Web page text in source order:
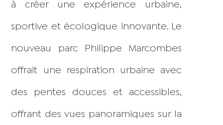
à créer une expérience urbaine,
sportive et écologique innovante. Le
nouveau parc Philippe Marcombes
offrait une respiration urbaine avec
des pentes douces et accessibles,
offrant des vues panoramiques sur la